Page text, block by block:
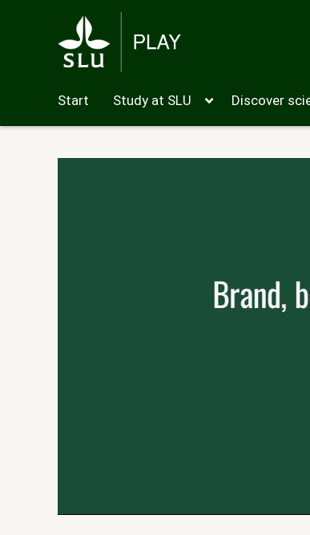
Start Study at SLU Discover